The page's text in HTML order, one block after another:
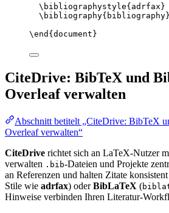
\bibliographystyle{adrfax}
\bibliography{bibliography}
\end { document }
CiteDrive: BibTeX und
Overleaf verwalten
Abschnitt betitelt „CiteDrive: BibTeX
Overleaf verwalten“
CiteDrive richtet sich an LaTeX-Nutzer
verwalten .bib-Dateien und Projekte
an Referenzen und halten Zitate
Stile wie adrfax) oderBibLaTeX (
Hinweise verbinden Ihren Literatur-